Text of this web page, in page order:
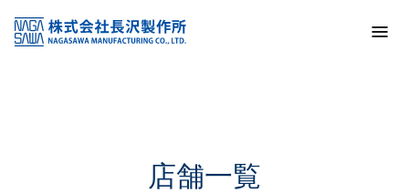
KSS加盟店・取扱店情報
店舗一覧
店舗一覧